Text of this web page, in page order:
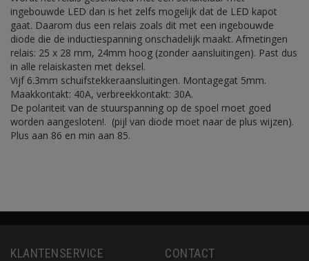
ingebouwde LED dan is het zelfs mogelijk dat de LED kapot
gaat. Daarom dus een relais zoals dit met een ingebouwde
diode die de inductiespanning onschadelijk maakt. Afmetingen
relais: 25 x 28 mm, 24mm hoog (zonder aansluitingen). Past dus
in alle relaiskasten met deksel.
Vijf 6.3mm schuifstekkeraansluitingen. Montagegat 5mm.
Maakkontakt: 40A, verbreekkontakt: 30A.
De polariteit van de stuurspanning op de spoel moet goed
worden aangesloten!. (pijl van diode moet naar de plus wijzen).
Plus aan 86 en min aan 85.
KLANTENSERVICE CONTACT